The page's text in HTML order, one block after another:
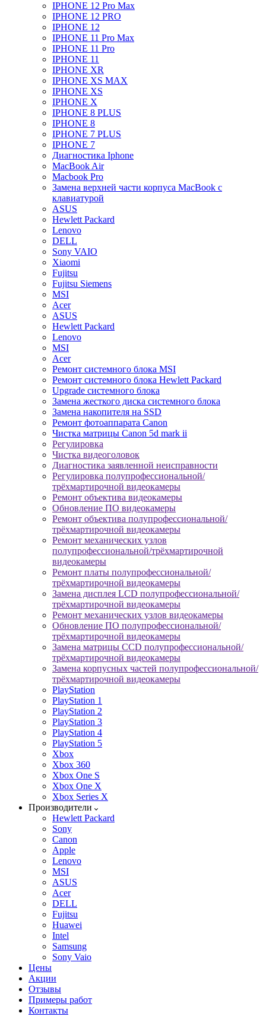
IPHONE 12 Pro Max
IPHONE 12 PRO
IPHONE 12
IPHONE 11 Pro Max
IPHONE 11 Pro
IPHONE 11
IPHONE XR
IPHONE XS MAX
IPHONE XS
IPHONE X
IPHONE 8 PLUS
IPHONE 8
IPHONE 7 PLUS
IPHONE 7
Диагностика Iphone
MacBook Air
Macbook Pro
Замена верхней части корпуса MacBook с
клавиатурой
ASUS
Hewlett Packard
Lenovo
DELL
Sony VAIO
Xiaomi
Fujitsu
Fujitsu Siemens
MSI
Acer
ASUS
Hewlett Packard
Lenovo
MSI
Acer
Ремонт системного блока MSI
Ремонт системного блока Hewlett Packard
Upgrade системного блока
Замена жесткого диска системного блока
Замена накопителя на SSD
Ремонт фотоаппарата Canon
Чистка матрицы Canon 5d mark ii
Регулировка
Чистка видеоголовок
Диагностика заявленной неисправности
Регулировка полупрофессиональной/
трёхмартирочной видеокамеры
Ремонт объектива видеокамеры
Обновление ПО видеокамеры
Ремонт объектива полупрофессиональной/
трёхмартирочной видеокамеры
Ремонт механических узлов
полупрофессиональной/трёхмартирочной
видеокамеры
Ремонт платы полупрофессиональной/
трёхмартирочной видеокамеры
Замена дисплея LCD полупрофессиональной/
трёхмартирочной видеокамеры
Ремонт механических узлов видеокамеры
Обновление ПО полупрофессиональной/
трёхмартирочной видеокамеры
Замена матрицы CCD полупрофессиональной/
трёхмартирочной видеокамеры
Замена корпусных частей полупрофессиональной/
трёхмартирочной видеокамеры
PlayStation
PlayStation 1
PlayStation 2
PlayStation 3
PlayStation 4
PlayStation 5
Xbox
Xbox 360
Xbox One S
Xbox One X
Xbox Series X
Производители
Hewlett Packard
Sony
Canon
Apple
Lenovo
MSI
ASUS
Acer
DELL
Fujitsu
Huawei
Intel
Samsung
Sony Vaio
Цены
Акции
Отзывы
Примеры работ
Контакты